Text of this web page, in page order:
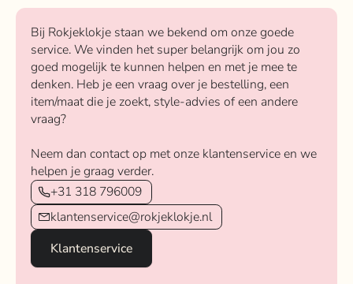
Bij Rokjeklokje staan we bekend om onze goede
service. We vinden het super belangrijk om jou zo
goed mogelijk te kunnen helpen en met je mee te
denken. Heb je een vraag over je bestelling, een
item/maat die je zoekt, style-advies of een andere
vraag?
Neem dan contact op met onze klantenservice en we
helpen je graag verder.
+31 318 796009
klantenservice@rokjeklokje.nl
Klantenservice